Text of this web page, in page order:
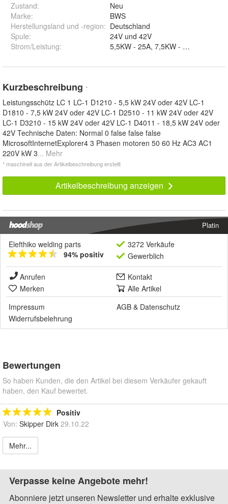
Zustand:
Neu
Marke:
BWS
Herstellungsland und -region: Deutschland
Spule:
24V und 42V
Strom/Leistung:
Kurzbeschreibung *
Leistungsschütz LC 1 LC-1 D1210 - 5,5 kW 24V oder 42V LC-1
D1810 - 7,5 kW 24V oder 42V LC-1 D2510 - 11 kW 24V oder 42V
LC-1 D3210 - 15 kW 24V oder 42V LC-1 D4011 - 18,5 kW 24V oder
42V Technische Daten: Normal 0 false false false
MicrosoftInternetExplorer4 3 Phasen motoren 50 60 Hz AC3 AC1
220V kW 3... Mehr
* maschinell aus der Artikelbeschreibung erstellt
Artikelbeschreibung anzeigen
Platin
Elefthiko welding parts
94% positiv
3272 Verkäufe
Gewerblich
Anrufen
Kontakt
Merken
Alle Artikel
Impressum
AGB & Datenschutz
Widerrufsbelehrung
Bewertungen
So haben Kunden, die den Artikel bei diesem Verkäufer gekauft
haben, den Kauf bewertet.
Positiv
Von: Skipper Dirk 29.10.22
Mehr...
Verpasse keine Angebote mehr!
Abonniere jetzt unseren Newsletter und erhalte exklusive